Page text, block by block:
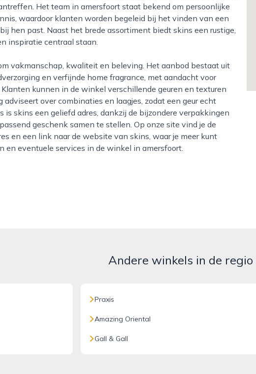
Het team in amersfoort staat bekend om persoonlijke
waardoor klanten worden begeleid bij het vinden van een
hen past. Naast het brede assortiment biedt skins een rustige,
inspiratie centraal staan.
en verfijnde home fragrance, met aandacht voor
kunnen in de winkel verschillende geuren en texturen
over combinaties en laagjes, zodat een geur echt
is skins een geliefd adres, dankzij de bijzondere verpakkingen
geschenk samen te stellen. Op onze site vind je de
en een link naar de website van skins, waar je meer kunt
en eventuele services in de winkel in amersfoort.
Andere winkels in de regio
Praxis
Amazing Oriental
Gall & Gall